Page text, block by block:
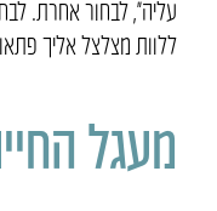
עליה״, לבחור אחרת.
ללוות מצלצל אליך
מעגל